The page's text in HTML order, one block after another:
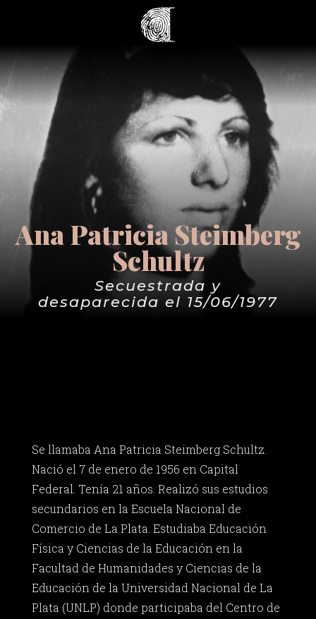
Ana Patricia Steimberg
Schultz
Secuestrada y
desaparecida el 15/06/1977
Se llamaba Ana Patricia Steimberg Schultz.
Nació el 7 de enero de 1956 en Capital
Federal. Tenía 21 años. Realizó sus estudios
secundarios en la Escuela Nacional de
Comercio de La Plata. Estudiaba Educación
Física y Ciencias de la Educación en la
Facultad de Humanidades y Ciencias de la
Educación de la Universidad Nacional de La
Plata (UNLP) donde participaba del Centro de